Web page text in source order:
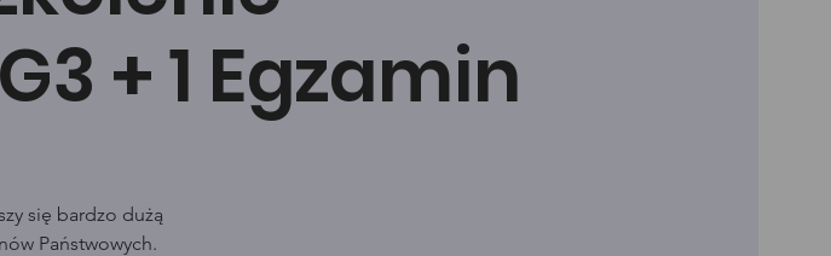
+ 1 Egzamin
się bardzo dużą
Państwowych.